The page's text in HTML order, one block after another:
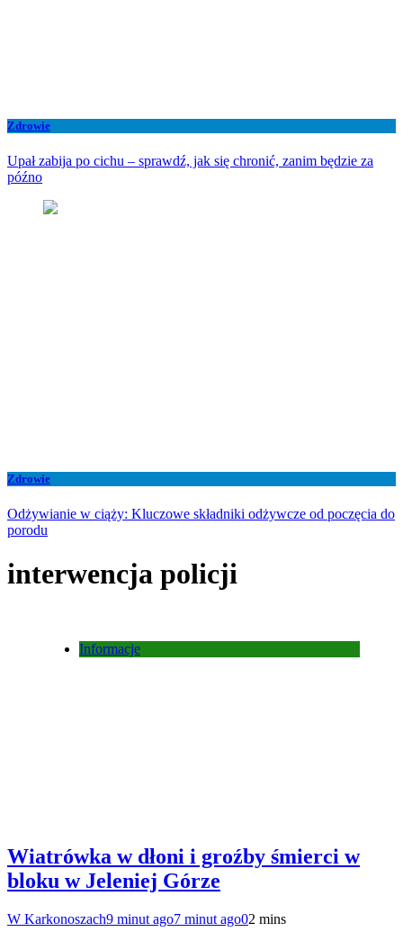
Zdrowie
Upał zabija po cichu – sprawdź, jak się chronić, zanim będzie za
późno
Zdrowie
Odżywianie w ciąży: Kluczowe składniki odżywcze od poczęcia do
porodu
interwencja policji
Informacje
Wiatrówka w dłoni i groźby śmierci w
bloku w Jeleniej Górze
W Karkonoszach9 minut ago7 minut ago02 mins